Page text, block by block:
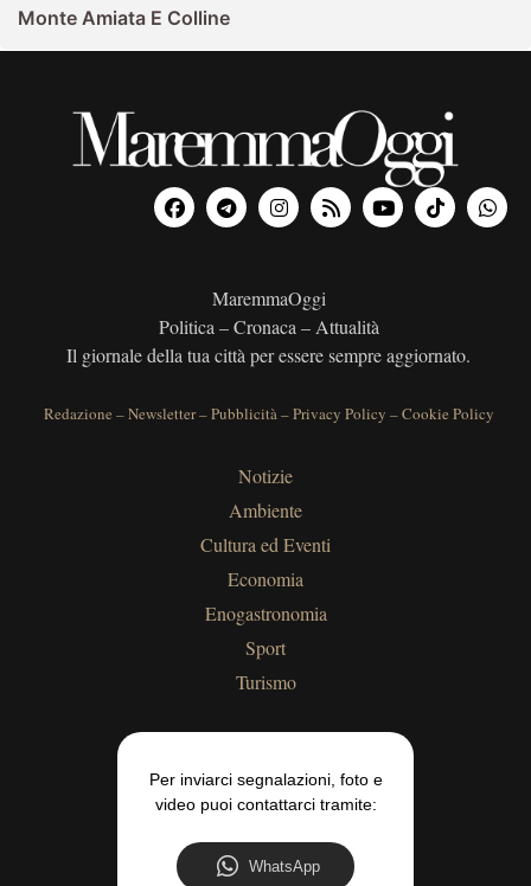
Monte Amiata E Colline
MaremmaOggi
Politica – Cronaca – Attualità
Il giornale della tua città per essere sempre aggiornato.
Redazione –Newsletter–Pubblicità–Privacy Policy –Cookie Policy
Notizie
Ambiente
Cultura ed Eventi
Economia
Enogastronomia
Sport
Turismo
Per inviarci segnalazioni, foto e
video puoi contattarci tramite:
WhatsApp